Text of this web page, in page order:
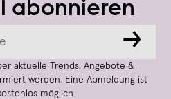
abonnieren
→
aktuelle Trends, Angebote &
werden. Eine Abmeldung ist
möglich.